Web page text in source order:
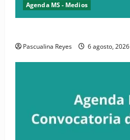
Agenda MS - Medios
Pascualina Reyes 6 agosto, 2026